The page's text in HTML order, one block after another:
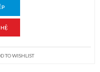
HỆ
TO WISHLIST